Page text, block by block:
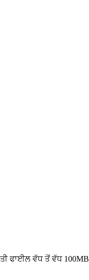
ਫਾਈਲ ਵੱਧ ਤੋਂ ਵੱਧ 100MB